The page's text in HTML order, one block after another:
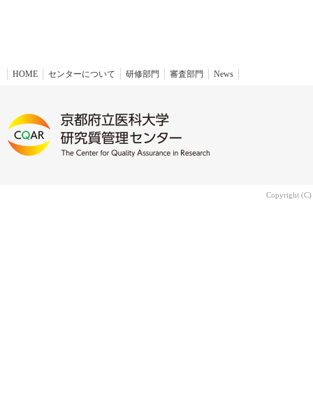
HOME センターについて 研修部門 審査部門 News
Copyright (C)